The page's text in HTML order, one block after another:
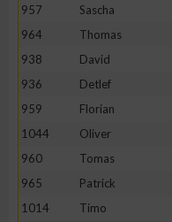
957 Sascha
964
Thomas
938
David
936
Detlef
959
Florian
1044
Oliver
960
Tomas
965
Patrick
1014
Timo